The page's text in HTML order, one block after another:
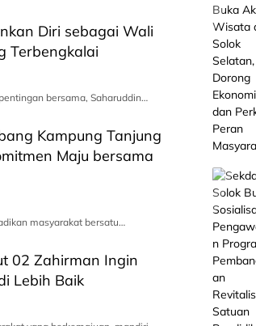
Diri sebagai Wali
Terbengkalai
bersama, Saharuddin…
Kampung Tanjung
Maju bersama
masyarakat bersatu…
02 Zahirman Ingin
Lebih Baik